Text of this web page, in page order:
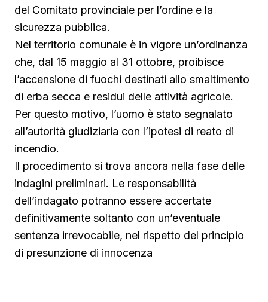
del Comitato provinciale per l’ordine e la
sicurezza pubblica.
Nel territorio comunale è in vigore un’ordinanza
che, dal 15 maggio al 31 ottobre, proibisce
l’accensione di fuochi destinati allo smaltimento
di erba secca e residui delle attività agricole.
Per questo motivo, l’uomo è stato segnalato
all’autorità giudiziaria con l’ipotesi di reato di
incendio.
Il procedimento si trova ancora nella fase delle
indagini preliminari. Le responsabilità
dell’indagato potranno essere accertate
definitivamente soltanto con un’eventuale
sentenza irrevocabile, nel rispetto del principio
di presunzione di innocenza